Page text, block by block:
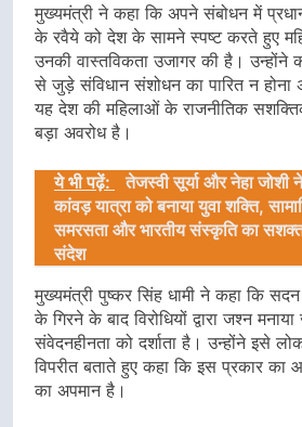
मुख्यमंत्री ने कहा कि अपने संबोधन में
के रवैये को देश के सामने स्पष्ट करते हुए
उनकी वास्तविकता उजागर की है। उन्होंने
से जुड़े संविधान संशोधन का पारित न होना
यह देश की महिलाओं के राजनीतिक
बड़ा अवरोध है।
ये भी पढ़ें:
तेजस्वी सूर्या और नेहा जोशी ने
कांवड़ यात्रा को बनाया युवा शक्ति,
समरसता और भारतीय संस्कृति का
संदेश
मुख्यमंत्री पुष्कर सिंह धामी ने कहा कि
के गिरने के बाद विरोधियों द्वारा जश्न
संवेदनहीनता को दर्शाता है। उन्होंने इसे
विपरीत बताते हुए कहा कि इस प्रकार का
का अपमान है।